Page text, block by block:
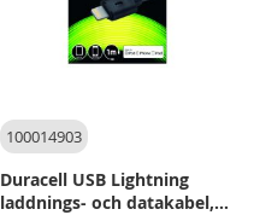
100014903
Duracell USB Lightning
laddnings- och datakabel,